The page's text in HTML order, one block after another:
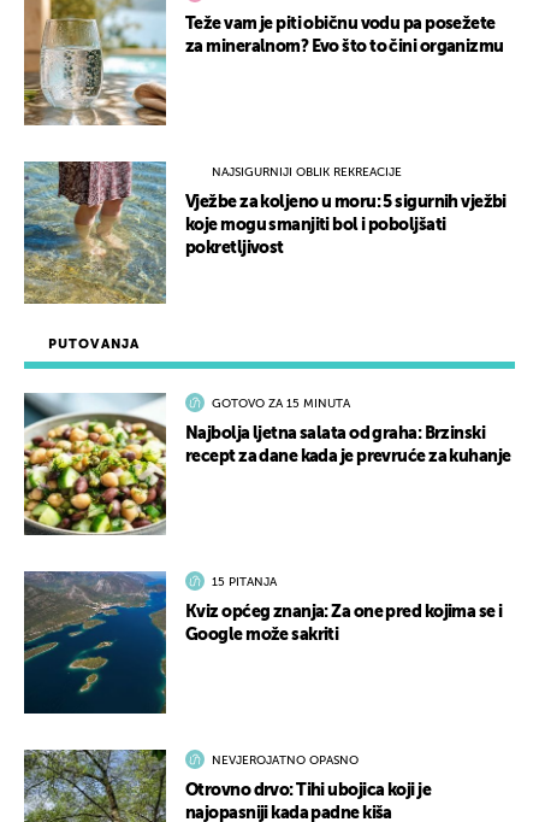
PUTOVANJA
GOTOVO ZA 15 MINUTA
Najbolja ljetna salata od graha: Brzinski
recept za dane kada je prevruće za kuhanje
15 PITANJA
Kviz općeg znanja: Za one pred kojima se i
Google može sakriti
NEVJEROJATNO OPASNO
Otrovno drvo: Tihi ubojica koji je
najopasniji kada padne kiša
Teže vam je piti običnu vodu pa posežete
za mineralnom? Evo što to čini organizmu
NAJSIGURNIJI OBLIK REKREACIJE
Vježbe za koljeno u moru: 5 sigurnih vježbi
koje mogu smanjiti bol i poboljšati
pokretljivost